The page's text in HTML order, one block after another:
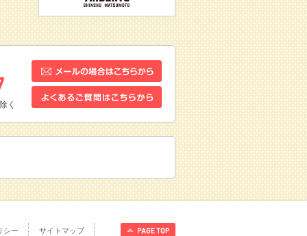
く
シー サイトマップ